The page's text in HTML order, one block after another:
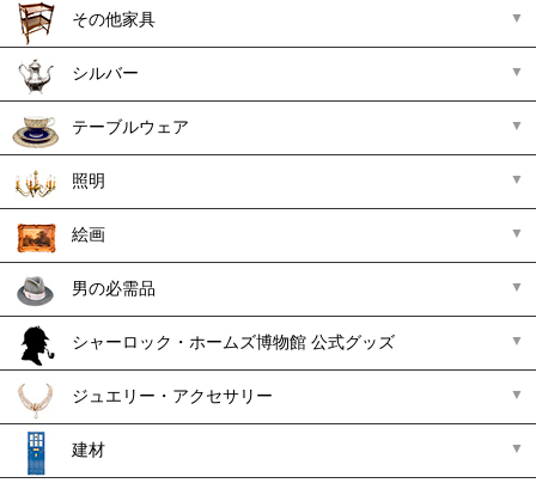
その他家具
シルバー
テーブルウェア
照明
絵画
男の必需品
シャーロック・ホームズ博物館 公式グッズ
ジュエリー・アクセサリー
建材